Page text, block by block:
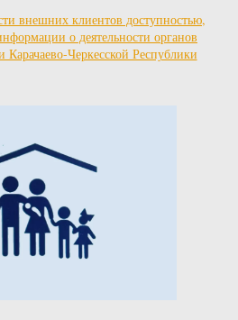
внешних клиентов доступностью,
о деятельности органов
Карачаево-Черкесской Республики